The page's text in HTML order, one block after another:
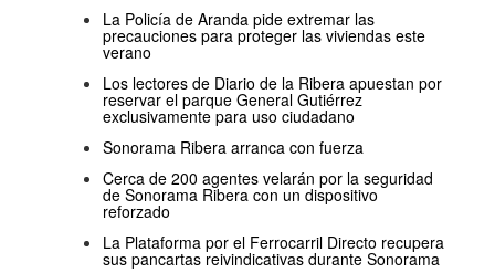
La Policía de Aranda pide extremar las
precauciones para proteger las viviendas este
verano
Los lectores de Diario de la Ribera apuestan por
reservar el parque General Gutiérrez
exclusivamente para uso ciudadano
Sonorama Ribera arranca con fuerza
Cerca de 200 agentes velarán por la seguridad
de Sonorama Ribera con un dispositivo
reforzado
La Plataforma por el Ferrocarril Directo recupera
sus pancartas reivindicativas durante Sonorama